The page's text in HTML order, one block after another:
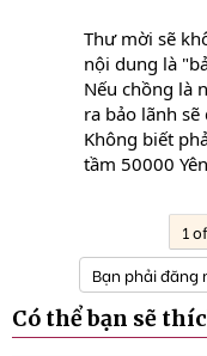
Thư mời sẽ
nội dung là
Nếu chồng là
ra bảo lãnh sẽ
Không biết
tầm 50000
1
Bạn phải đăng
Có thể bạn sẽ